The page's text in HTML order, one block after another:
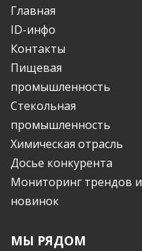
Главная
ID-инфо
Контакты
Пищевая
промышленность
Стекольная
промышленность
Химическая отрасль
Досье конкурента
Мониторинг трендов и
новинок
МЫ РЯДОМ